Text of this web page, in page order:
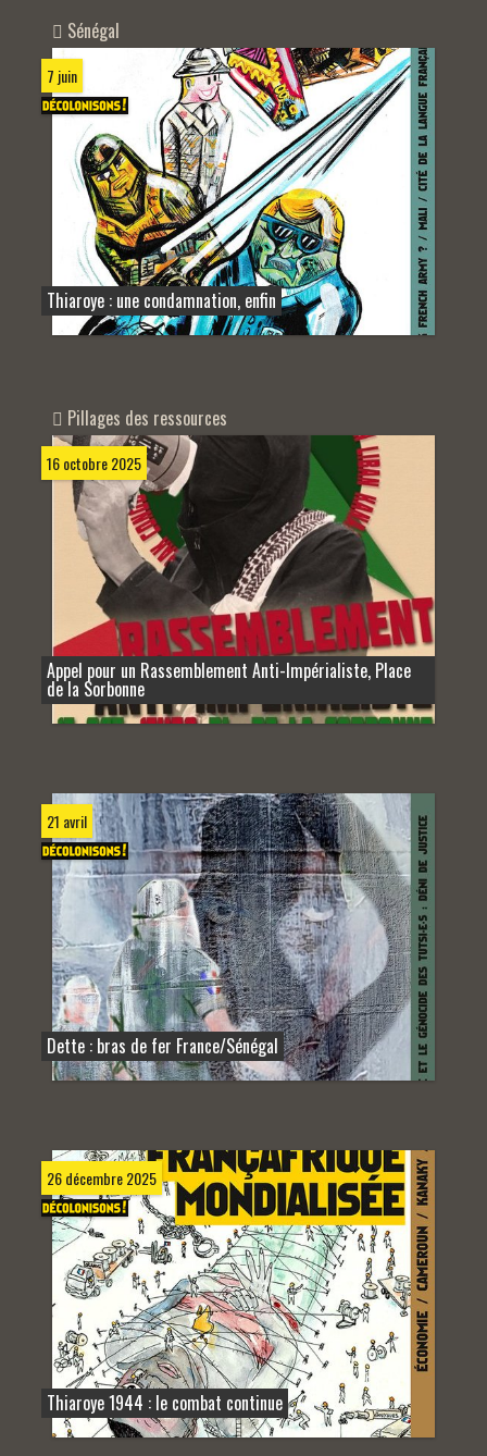
Sénégal
7 juin
Thiaroye : une condamnation, enfin
Pillages des ressources
16 octobre 2025
Appel pour un Rassemblement Anti-Impérialiste, Place
de la Sorbonne
21 avril
Dette : bras de fer France/Sénégal
26 décembre 2025
Thiaroye 1944 : le combat continue